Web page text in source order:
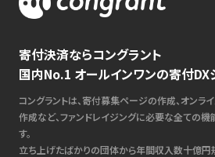
寄付決済ならコングラント
国内No.1 オールインワンの寄付DX
コングラントは、寄付募集ページの作成、オンラ
作成など、ファンドレイジングに必要な全ての
す。
立ち上げたばかりの団体から年間収入数十億円